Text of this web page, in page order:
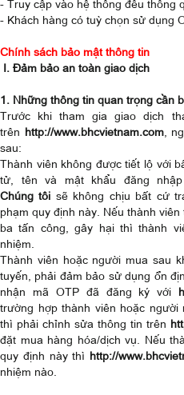
- Truy cập vào hệ thống đều thông
- Khách hàng có tuỳ chọn sử dụng
Chính sách bảo mật thông tin
I. Đảm bảo an toàn giao dịch
​1. Những thông tin quan trọng cần
Trước khi tham gia giao dịch
trên http://www.bhcvietnam.com,
sau:
Thành viên không được tiết lộ với
tử, tên và mật khẩu đăng
Chúng tôi sẽ không chịu bất cứ
phạm quy định này. Nếu thành
ba tấn công, gây hại thì thành
nhiệm.
Thành viên hoặc người mua sau
tuyến, phải đảm bảo sử dụng ổn
nhận mã OTP đã đăng ký với
trường hợp thành viên hoặc
thì phải chỉnh sửa thông tin trên
đặt mua hàng hóa/dịch vụ. Nếu
quy định này thì http://
nhiệm nào.